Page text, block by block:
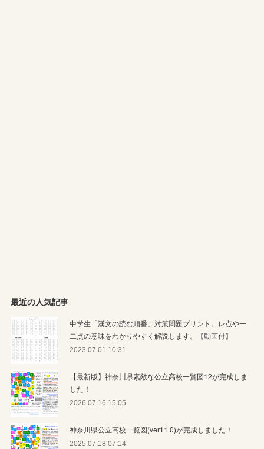
最近の人気記事
中学生「漢文の読む順番」対策問題プリント。レ点や一
二点の意味をわかりやすく解説します。【動画付】
2023.07.01 10:31
【最新版】神奈川県素敵な公立高校一覧図12が完成しま
した！
2026.07.16 15:05
神奈川県公立高校一覧図(ver11.0)が完成しました！
2025.07.18 07:14